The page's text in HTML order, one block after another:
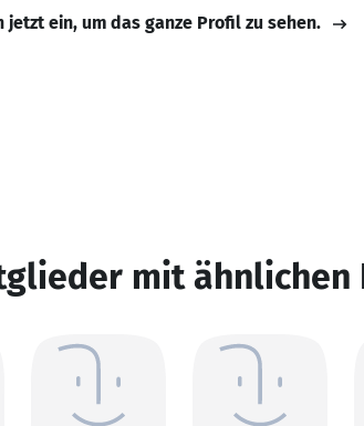
jetzt ein, um das ganze Profil zu sehen.
mit